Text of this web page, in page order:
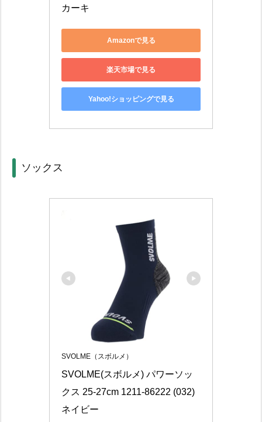
カーキ
Amazonで見る
楽天市場で見る
Yahoo!ショッピングで見る
ソックス
SVOLME（スボルメ）
SVOLME(スボルメ) パワーソッ
クス 25-27cm 1211-86222 (032)
ネイビー